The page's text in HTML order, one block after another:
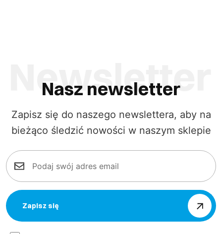
Nasz newsletter
Zapisz się do naszego newslettera, aby na
bieżąco śledzić nowości w naszym sklepie
Zapisz się